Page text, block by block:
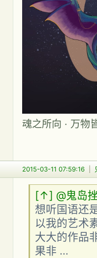
魂之所向 · 万物
2015-03-11 07:59:16
[↑] @鬼岛
想听国语还
以我的艺术
大大的作品
果非 …